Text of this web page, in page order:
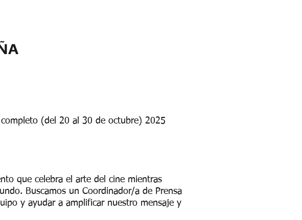
(del 20 al 30 de octubre) 2025
que celebra el arte del cine mientras
Buscamos un Coordinador/a de Prensa
y ayudar a amplificar nuestro mensaje y